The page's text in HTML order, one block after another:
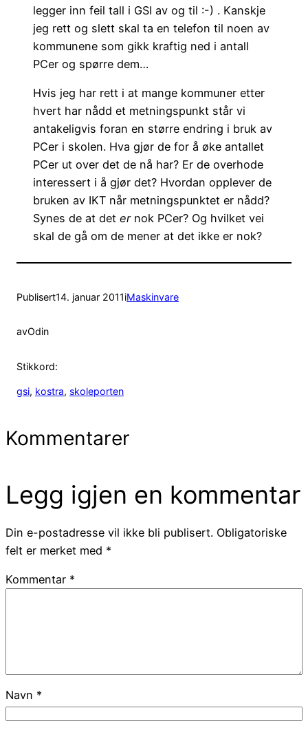
legger inn feil tall i GSI av og til :-) . Kanskje
jeg rett og slett skal ta en telefon til noen av
kommunene som gikk kraftig ned i antall
PCer og spørre dem…
Hvis jeg har rett i at mange kommuner etter
hvert har nådd et metningspunkt står vi
antakeligvis foran en større endring i bruk av
PCer i skolen. Hva gjør de for å øke antallet
PCer ut over det de nå har? Er de overhode
interessert i å gjør det? Hvordan opplever de
bruken av IKT når metningspunktet er nådd?
Synes de at det ernok PCer? Og hvilket vei
skal de gå om de mener at det ikke er nok?
Publisert14. januar 2011iMaskinvare
avOdin
Stikkord:
gsi, kostra, skoleporten
Kommentarer
Legg igjen en kommentar
Din e-postadresse vil ikke bli publisert. Obligatoriske
felt er merket med *
Kommentar *
Navn *